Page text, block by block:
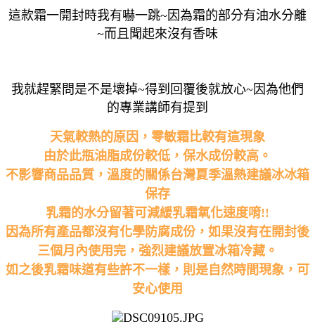
這款霜一開封時我有嚇一跳~因為霜的部分有油水分離
~而且聞起來沒有香味
我就趕緊問是不是壞掉~得到回覆後就放心~因為他們
的專業講師有提到
天氣較熱的原因，零敏霜比較有這現象
由於此瓶油脂成份較低，保水成份較高。
不影響商品品質，溫度的關係台灣夏季溫熱建議冰冰箱
保存
乳霜的水分留著可減緩乳霜氧化速度唷!!
因為所有產品都沒有化學防腐成份，如果沒有在開封後
三個月內使用完，強烈建議放置冰箱冷藏。
如之後乳霜味道有些許不一樣，則是自然時間現象，可
安心使用